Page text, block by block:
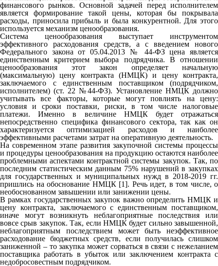
финансового рынков. Основной задачей перед исполнителем
является формирование такой цены, которая бы покрывала
расходы, приносила прибыль и была конкурентной. Для этого
используется механизм ценообразования.
Система ценообразования выступает инструментом
эффективного расходования средств, а с введением нового
Федерального закона от 05.04.2013 № 44-ФЗ цена является
единственным критерием выбора подрядчика. В отношении
ценообразования этот закон определяет начальную
(максимальную) цену контракта (НМЦК) и цену контракта,
заключаемого с единственным поставщиком (подрядчиком,
исполнителем) (ст. 22 №44-ФЗ). Установление НМЦК должно
учитывать все факторы, которые могут повлиять на цену:
условия и сроки поставки, риски, в том числе налоговые
платежи. Именно в величине НМЦК будет отражаться
непосредственно специфика финансового сектора, так как он
характеризуется оптимизацией расходов и наиболее
эффективными расчетами затрат на оперативную деятельность.
На современном этапе развития закупочной системы процессы
и процедуры ценообразования на продукцию остаются наиболее
проблемными аспектами контрактной системы закупок. Так, по
последним статистическим данным 75% нарушений в закупках
для государственных и муниципальных нужд в 2018-2019 гг.
пришлись на обоснование НМЦК [1]. Речь идет, в том числе, о
необоснованном завышении или занижении цены.
В рамках государственных закупок важно определить НМЦК и
цену контракта, заключаемого с единственным поставщиком,
иначе могут возникнуть неблагоприятные последствия или
вовсе срыв закупок. Так, если НМЦК будет сильно завышенной,
неблагоприятным последствием может быть неэффективное
расходование бюджетных средств, если получилась слишком
заниженной – то закупка может сорваться в связи с нежеланием
поставщика работать в убыток или заключением контракта с
недобросовестным подрядчиком.